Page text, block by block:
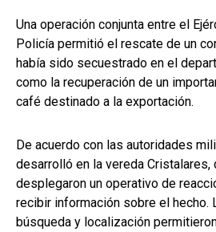
Una operación conjunta entre el
Policía permitió el rescate de un
había sido secuestrado en el
como la recuperación de un
café destinado a la exportación.
De acuerdo con las autoridades
desarrolló en la vereda Cristalares,
desplegaron un operativo de
recibir información sobre el hecho.
búsqueda y localización